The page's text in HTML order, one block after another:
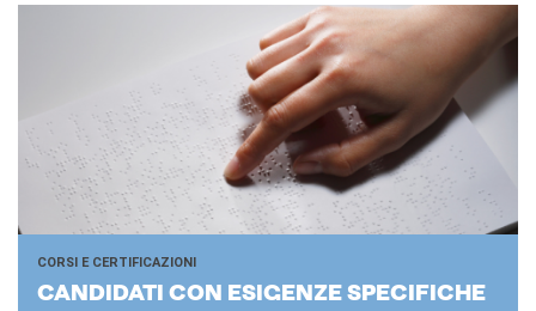
CORSI E CERTIFICAZIONI
CAN­DI­DA­TI CON ESI­GEN­ZE SPE­CI­FI­CHE